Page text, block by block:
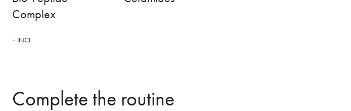
Complex
+ INCI
Complete the routine